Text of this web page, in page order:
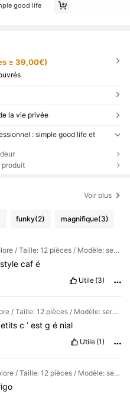
good life
≥ 39,00€)
la vie privée
: simple good life et
produit
Voir plus
funky(2) magnifique(3)
Couleur: Multicolore / Taille: 12 pièces / Modèle: service à café
style caf é
Utile (3)
Couleur: Multicolore / Taille: 12 pièces / Modèle: service à café
c ’ est g é nial
Utile (1)
Couleur: Multicolore / Taille: 12 pièces / Modèle: service à café